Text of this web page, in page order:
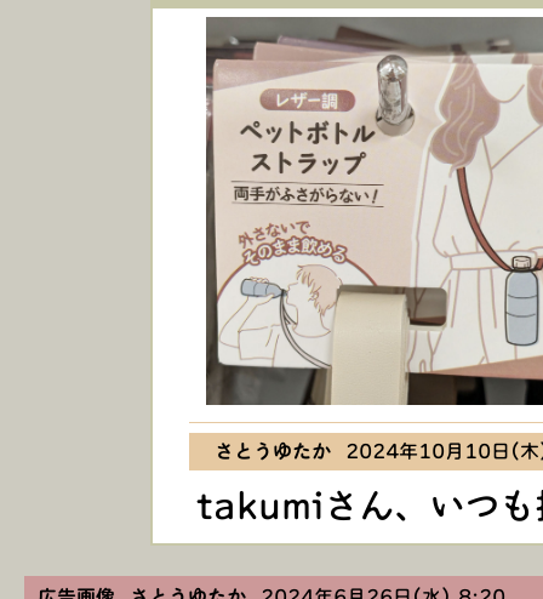
さとうゆたか 2024年10月10日(
takumiさん、いつも